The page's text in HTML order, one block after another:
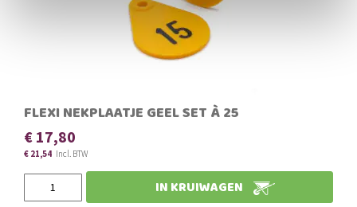
FLEXI NEKPLAATJE GEEL SET À 25
€ 21,54
€ 17,80
IN KRUIWAGEN